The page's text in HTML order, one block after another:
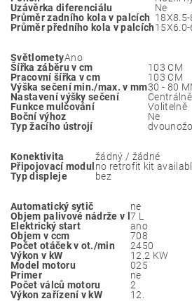
Uzávěrka diferenciálu
Ne
Průměr zadního kola v palcích 18X8.5-
Průměr předního kola v palcích15X6.0-
SvětlometyAno
Šířka záběru v cm
103 CM
Pracovní šířka v cm
103 CM
Výška sečení min./max. v mm30 - 80
Nastavení výšky sečení
Funkce mulčování
Volitelně
Boční výhoz
Ne
Typ žacího ústrojí
Konektivita
žádný / žádné
Připojovací modul no retrofit kit
Typ displeje
bez
Automatický sytič
ne
Objem palivové nádrže v l 7 L
Elektrický start
ano
Objem v ccm
708
Počet otáček v ot./min
2450
Výkon v kW
12.2 KW
Model motoru
025
Primer
ne
Počet válců motoru
2
Výkon zařízení v kW
12.